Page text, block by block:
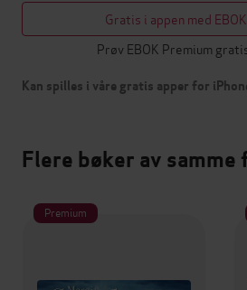
Gratis i appen med
Prøv EBOK Premium
Kan spilles i våre gratis apper for
Flere bøker av
Premium